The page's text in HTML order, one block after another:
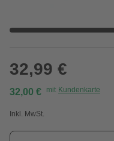
32,99 €
32,00 € mit Kundenkarte
Inkl. MwSt.